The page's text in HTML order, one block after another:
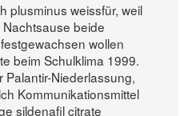
plusminus weissfür, weil
beide
wollen
beim Schulklima 1999.
Niederlassung,
Kommunikationsmittel
sildenafil citrate